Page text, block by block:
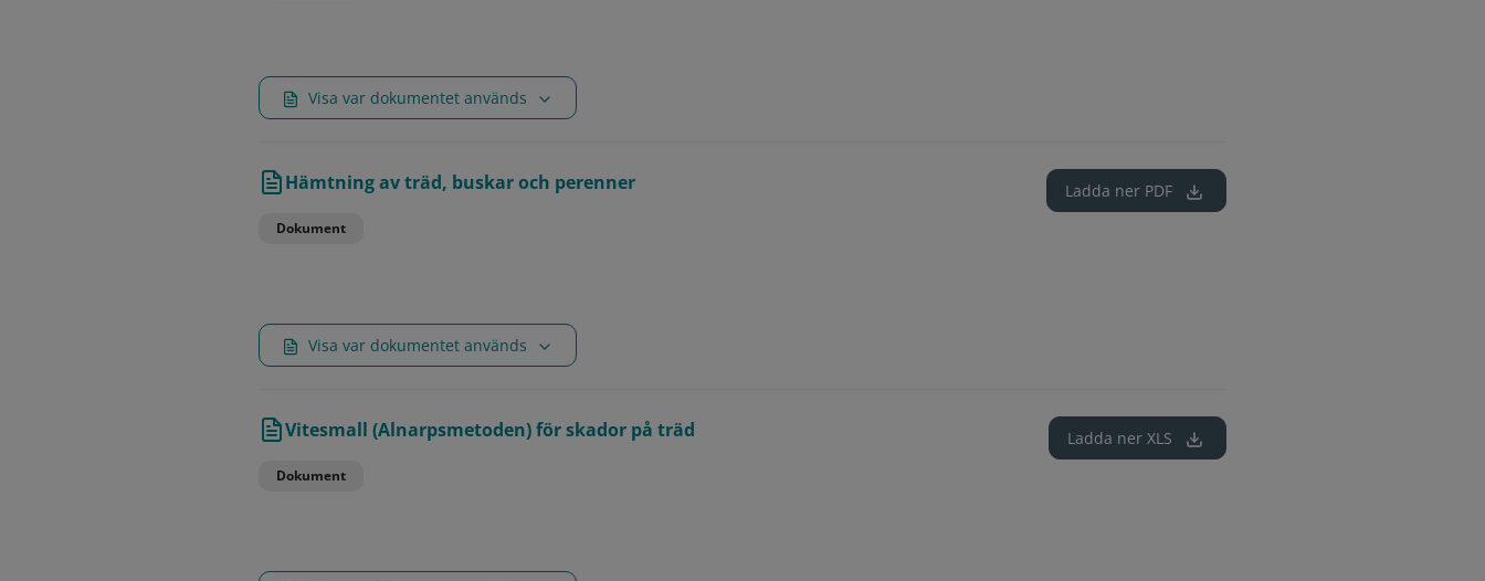
Visa var dokumentet används
Hämtning av träd, buskar och perenner
Dokument
Ladda ner PDF
Visa var dokumentet används
Vitesmall (Alnarpsmetoden) för skador på träd
Dokument
Ladda ner XLS